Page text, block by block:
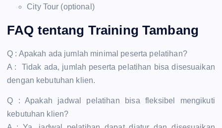
City Tour (optional)
FAQ tentang Training Tambang
Q : Apakah ada jumlah minimal peserta pelatihan?
A : Tidak ada, jumlah peserta pelatihan bisa disesuaikan
dengan kebutuhan klien.
Q : Apakah jadwal pelatihan bisa fleksibel mengikuti
kebutuhan klien?